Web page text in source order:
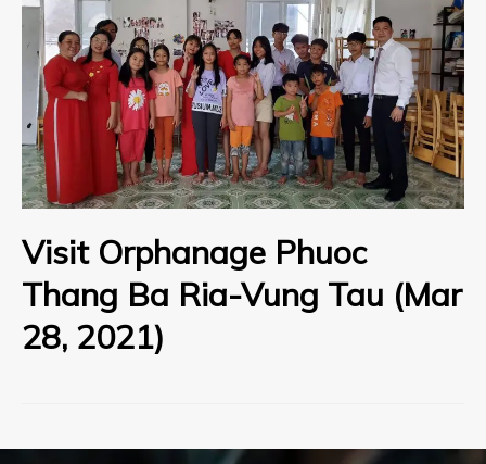
Visit Orphanage Phuoc
Thang Ba Ria-Vung Tau (Mar
28, 2021)